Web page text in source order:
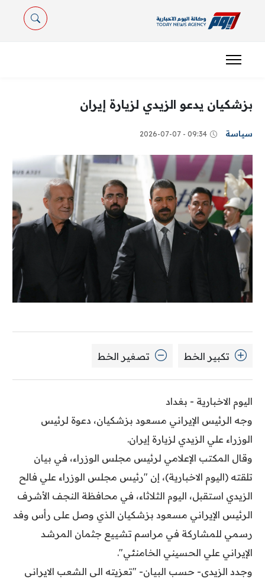
بزشكيان يدعو الزيدي لزيارة إيران
سياسة 09:34 - 2026-07-07
تكبير الخط تصغير الخط
اليوم الاخبارية - بغداد
وجه الرئيس الإيراني مسعود بزشكيان، دعوة لرئيس
الوزراء علي الزيدي لزيارة إيران.
وقال المكتب الإعلامي لرئيس مجلس الوزراء، في بيان
تلقته (اليوم الاخبارية)، إن "رئيس مجلس الوزراء علي فالح
الزيدي استقبل، اليوم الثلاثاء، في محافظة النجف الأشرف
الرئيس الإيراني مسعود بزشكيان الذي وصل على رأس وفد
رسمي للمشاركة في مراسم تشييع جثمان المرشد
الإيراني علي الحسيني الخامنئي".
وجدد الزيدي- حسب البيان- "تعزيته الى الشعب الايراني